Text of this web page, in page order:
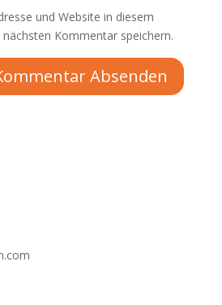
und Website in diesem
Kommentar speichern.